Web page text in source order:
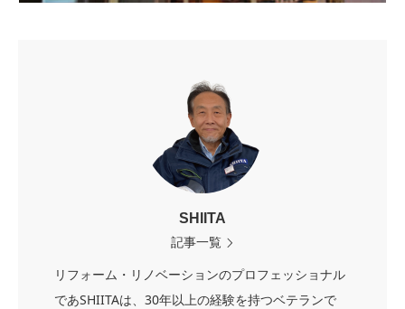
SHIITA
記事一覧
リフォーム・リノベーションのプロフェッショナル
であSHIITAは、30年以上の経験を持つベテランで